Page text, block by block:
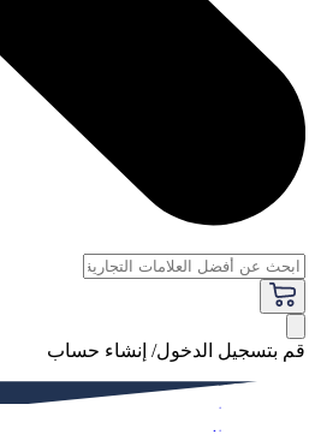
قم بتسجيل الدخول/ إنشاء حساب
فاخر
النساء
الرجال